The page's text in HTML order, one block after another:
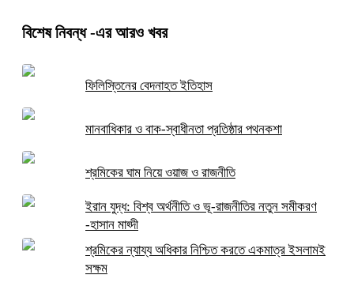
বিশেষ নিবন্ধ-এর আরও খবর
ফিলিস্তিনের বেদনাহত ইতিহাস
মানবাধিকার ও বাক-স্বাধীনতা প্রতিষ্ঠার পথনকশা
শ্রমিকের ঘাম নিয়ে ওয়াজ ও রাজনীতি
ইরান যুদ্ধ: বিশ্ব অর্থনীতি ও ভূ-রাজনীতির নতুন সমীকরণ
-হাসান মাহ্দী
শ্রমিকের ন্যায্য অধিকার নিশ্চিত করতে একমাত্র ইসলামই
সক্ষম